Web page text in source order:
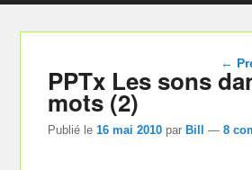
←
PPTx Les sons
mots (2)
Publié le16 mai 2010 par Bill —8